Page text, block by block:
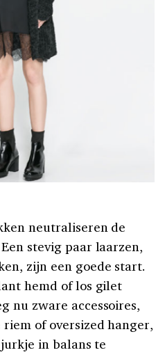
neutraliseren de
stevig paar laarzen,
zijn een goede start.
hemd of los gilet
nu zware accessoires,
of oversized hanger,
in balans te